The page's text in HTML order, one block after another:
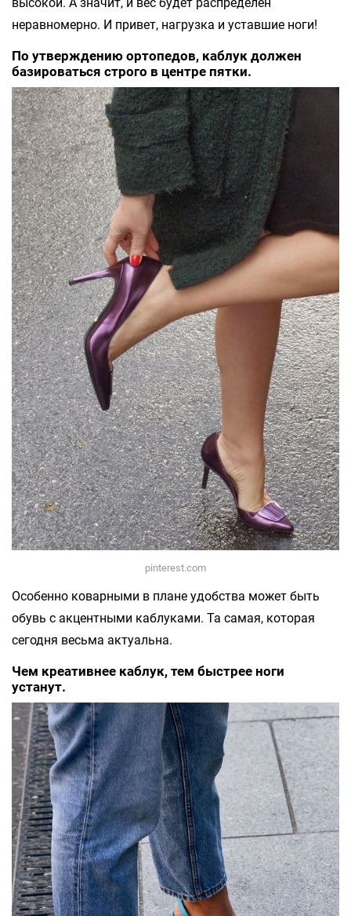
высокой. А значит, и вес будет распределен
неравномерно. И привет, нагрузка и уставшие ноги!
По утверждению ортопедов, каблук должен
базироваться строго в центре пятки.
pinterest.com
Особенно коварными в плане удобства может быть
обувь с акцентными каблуками. Та самая, которая
сегодня весьма актуальна.
Чем креативнее каблук, тем быстрее ноги
устанут.